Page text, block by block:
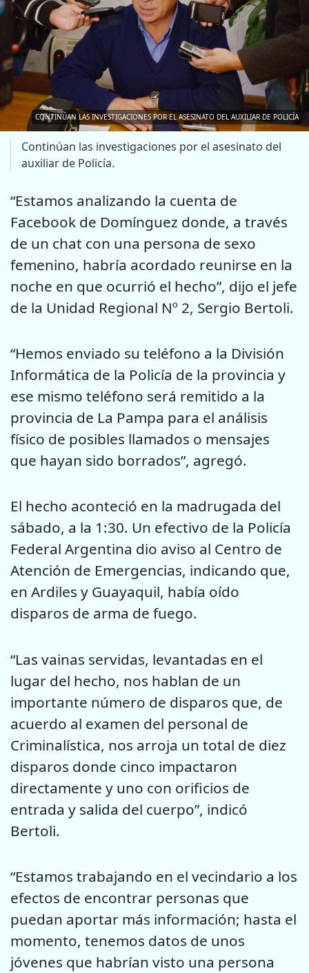
CONTINÚAN LAS INVESTIGACIONES POR EL ASESINATO DEL AUXILIAR DE POLICÍA
Continúan las investigaciones por el asesinato del
auxiliar de Policía.
“Estamos analizando la cuenta de
Facebook de Domínguez donde, a través
de un chat con una persona de sexo
femenino, habría acordado reunirse en la
noche en que ocurrió el hecho”, dijo el jefe
de la Unidad Regional Nº 2, Sergio Bertoli.
“Hemos enviado su teléfono a la División
Informática de la Policía de la provincia y
ese mismo teléfono será remitido a la
provincia de La Pampa para el análisis
físico de posibles llamados o mensajes
que hayan sido borrados”, agregó.
El hecho aconteció en la madrugada del
sábado, a la 1:30. Un efectivo de la Policía
Federal Argentina dio aviso al Centro de
Atención de Emergencias, indicando que,
en Ardiles y Guayaquil, había oído
disparos de arma de fuego.
“Las vainas servidas, levantadas en el
lugar del hecho, nos hablan de un
importante número de disparos que, de
acuerdo al examen del personal de
Criminalística, nos arroja un total de diez
disparos donde cinco impactaron
directamente y uno con orificios de
entrada y salida del cuerpo”, indicó
Bertoli.
“Estamos trabajando en el vecindario a los
efectos de encontrar personas que
puedan aportar más información; hasta el
momento, tenemos datos de unos
jóvenes que habrían visto una persona